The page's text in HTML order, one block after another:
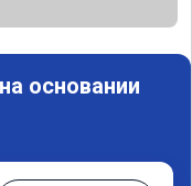
основании